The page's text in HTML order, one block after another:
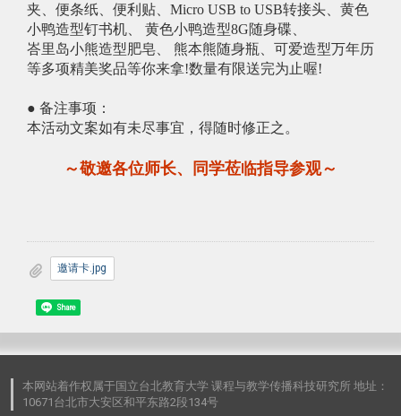
夹、便条纸、便利贴、Micro USB to USB转接头、黄色
小鸭造型钉书机、 黄色小鸭造型8G随身碟、
峇里岛小熊造型肥皂、 熊本熊随身瓶、可爱造型万年历
等多项精美奖品等你来拿!数量有限送完为止喔!
● 备注事项：
本活动文案如有未尽事宜，得随时修正之。
～敬邀各位师长、同学莅临指导参观～
邀请卡.jpg
Share
本网站着作权属于国立台北教育大学 课程与教学传播科技研究所 地址：
10671台北市大安区和平东路2段134号